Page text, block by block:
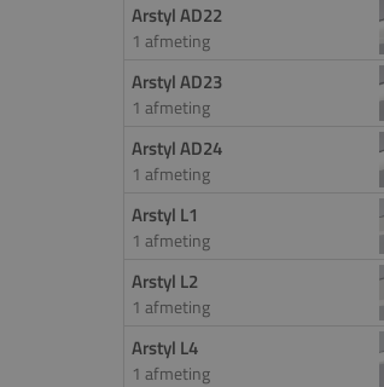
Arstyl AD22
1 afmeting
Arstyl AD23
1 afmeting
Arstyl AD24
1 afmeting
Arstyl L1
1 afmeting
Arstyl L2
1 afmeting
Arstyl L4
1 afmeting